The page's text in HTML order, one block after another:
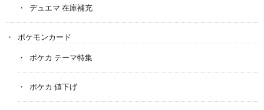
デュエマ 在庫補充
ポケモンカード
ポケカ テーマ特集
ポケカ 値下げ